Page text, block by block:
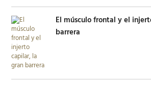
El músculo frontal y el
barrera